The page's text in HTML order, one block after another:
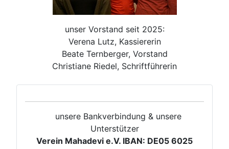
unser Vorstand seit 2025:
Verena Lutz, Kassiererin
Beate Ternberger, Vorstand
Christiane Riedel, Schriftführerin
unsere Bankverbindung & unsere
Unterstützer
Verein Mahadevi e.V. IBAN: DE05 6025